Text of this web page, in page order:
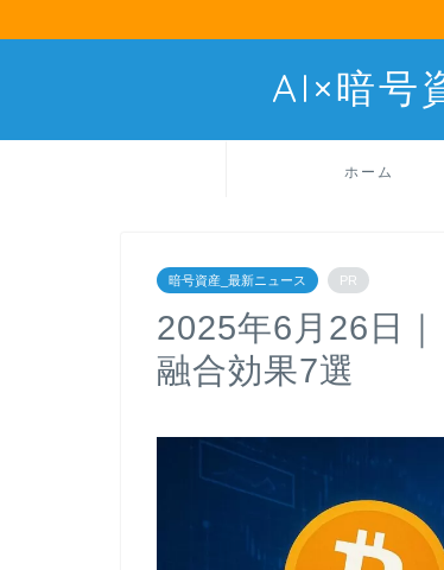
AI×暗号
ホーム
暗号資産_最新ニュース PR
2025年6月26日
融合効果7選